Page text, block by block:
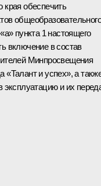
края обеспечить
общеобразовательного
пункта 1 настоящего
включение в состав
Минпросвещения
«Талант и успех», а
эксплуатацию и их